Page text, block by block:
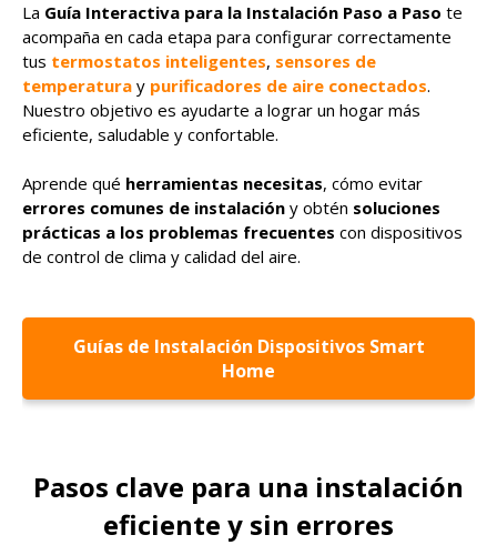
La Guía Interactiva para la Instalación Paso a Paso te
acompaña en cada etapa para configurar correctamente
tus termostatos inteligentes, sensores de
temperatura y purificadores de aire conectados.
Nuestro objetivo es ayudarte a lograr un hogar más
eficiente, saludable y confortable.
Aprende qué herramientas necesitas, cómo evitar
errores comunes de instalación y obtén soluciones
prácticas a los problemas frecuentes con dispositivos
de control de clima y calidad del aire.
Guías de Instalación Dispositivos Smart
Home
Pasos clave para una instalación
eficiente y sin errores